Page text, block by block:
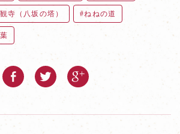
寺（八坂の塔） ねねの道